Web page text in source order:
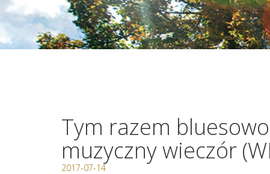
Tym razem
muzyczny wieczór
2017-07-14